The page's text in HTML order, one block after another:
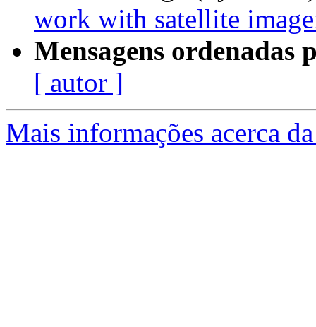
work with satellite
Mensagens ordenadas
[ autor ]
Mais informações acerca